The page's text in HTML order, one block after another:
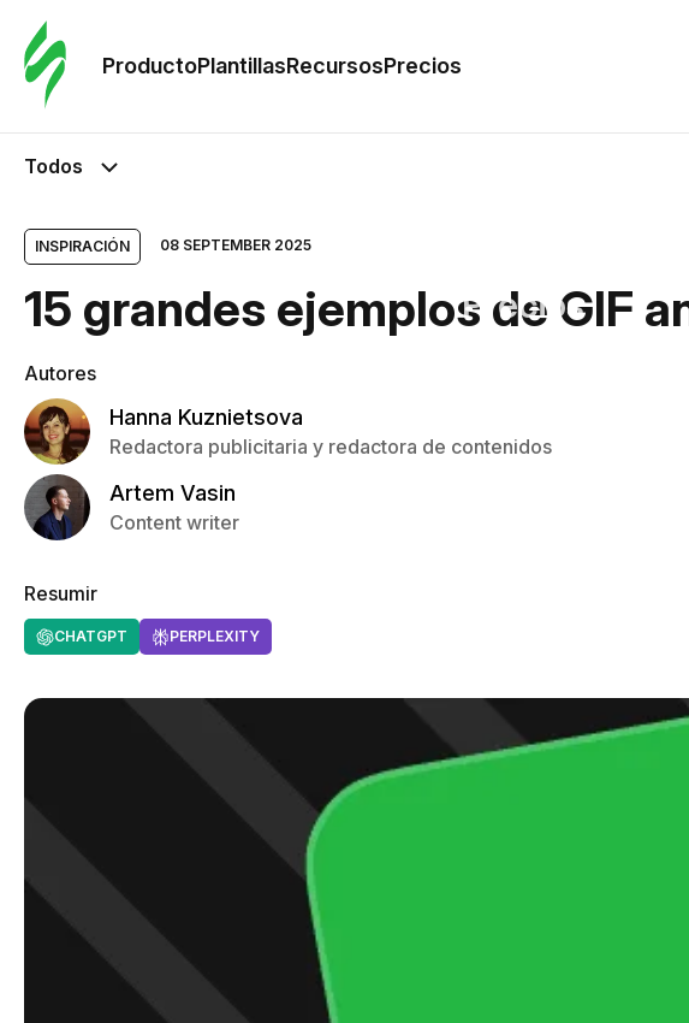
ProductoPlantillasRecursosPrecios
Plantillas
Precios
Todos
INSPIRACIÓN 08 SEPTEMBER 2025
15 grandes ejemplos de GIF
Autores
Hanna Kuznietsova
Redactora publicitaria y redactora de contenidos
Artem Vasin
Content writer
Resumir
CHATGPT PERPLEXITY